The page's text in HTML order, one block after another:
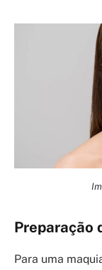
Preparação
Para uma